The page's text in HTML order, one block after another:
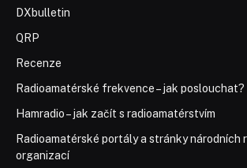
DXbulletin
QRP
Recenze
Radioamatérské frekvence – jak poslouchat?
Hamradio – jak začít s radioamatérstvím
Radioamatérské portály a stránky národních
organizací